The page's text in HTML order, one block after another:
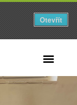
Otevřít